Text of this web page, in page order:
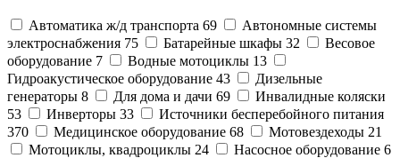
Автоматика ж/д транспорта 69
Автономные системы
электроснабжения 75 Батарейные шкафы 32
Весовое
оборудование 7 Водные мотоциклы 13
Гидроакустическое оборудование 43
Дизельные
генераторы 8 Для дома и дачи 69
Инвалидные коляски
53
Инверторы 33
Источники бесперебойного питания
370
Медицинское оборудование 68 Мотовездеходы 21
Мотоциклы, квадроциклы 24 Насосное оборудование 6